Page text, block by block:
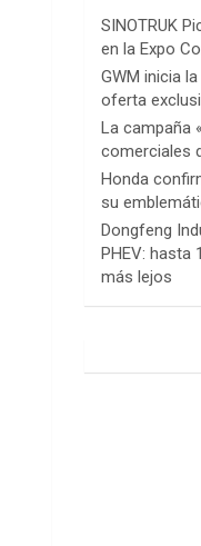
SINOTRUK
en la Expo
GWM inicia
oferta
La campaña
comerciales
Honda
su
Dongfeng
PHEV: hasta
más lejos